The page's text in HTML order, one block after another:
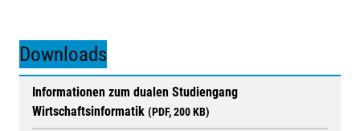
Noch freie Studienplätze
Downloads
Informationen zum dualen Studiengang
Wirtschaftsinformatik (PDF, 200 KB)